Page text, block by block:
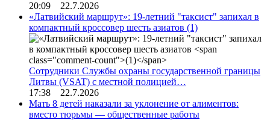
20:09 22.7.2026
«Латвийский маршрут»: 19-летний "таксист" запихал в
компактный кроссовер шесть азиатов (1)
Сотрудники Службы охраны государственной границы
Литвы (VSAT) с местной полицией…
17:38 22.7.2026
Мать 8 детей наказали за уклонение от алиментов:
вместо тюрьмы — общественные работы